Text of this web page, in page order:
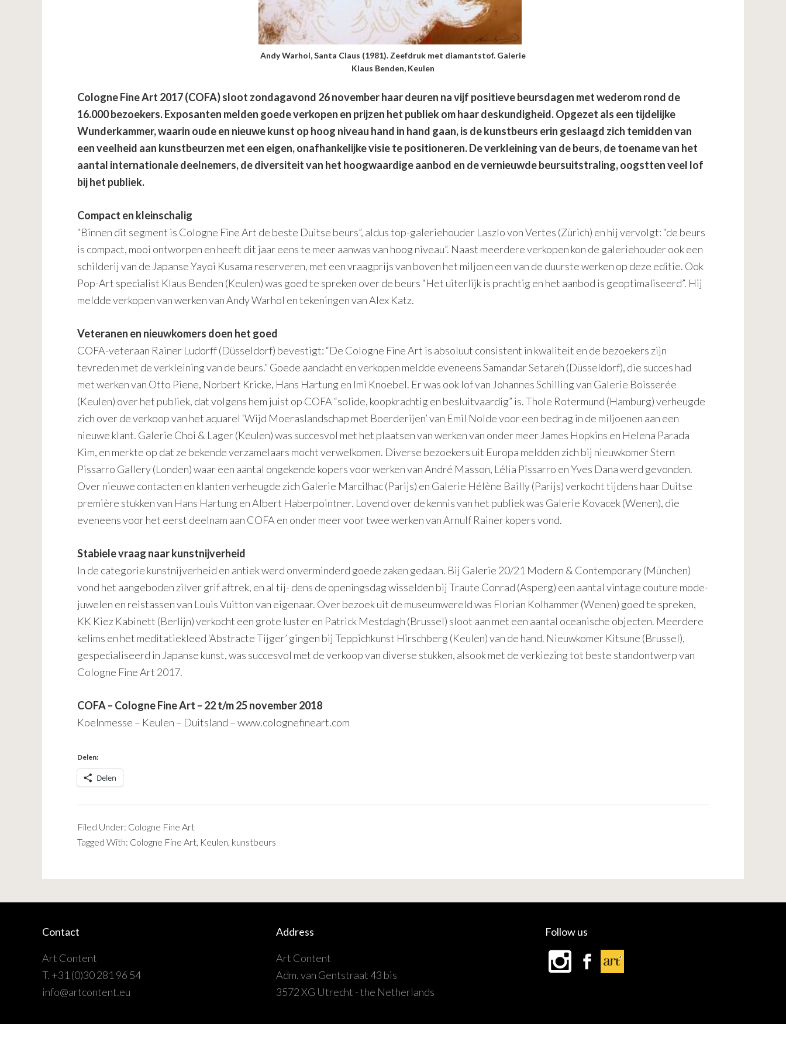
Andy Warhol, Santa Claus (1981). Zeefdruk met diamantstof. Galerie
Klaus Benden, Keulen
Cologne Fine Art 2017 (COFA) sloot zondagavond 26 november haar deuren na vijf positieve beursdagen met wederom rond de
16.000 bezoekers. Exposanten melden goede verkopen en prijzen het publiek om haar deskundigheid. Opgezet als een tijdelijke
Wunderkammer, waarin oude en nieuwe kunst op hoog niveau hand in hand gaan, is de kunstbeurs erin geslaagd zich temidden van
een veelheid aan kunstbeurzen met een eigen, onafhankelijke visie te positioneren. De verkleining van de beurs, de toename van het
aantal internationale deelnemers, de diversiteit van het hoogwaardige aanbod en de vernieuwde beursuitstraling, oogstten veel lof
bij het publiek.
Compact en kleinschalig
“Binnen dit segment is Cologne Fine Art de beste Duitse beurs”, aldus top-galeriehouder Laszlo von Vertes (Zürich) en hij vervolgt: “de beurs
is compact, mooi ontworpen en heeft dit jaar eens te meer aanwas van hoog niveau”. Naast meerdere verkopen kon de galeriehouder ook een
schilderij van de Japanse Yayoi Kusama reserveren, met een vraagprijs van boven het miljoen een van de duurste werken op deze editie. Ook
Pop-Art specialist Klaus Benden (Keulen) was goed te spreken over de beurs “Het uiterlijk is prachtig en het aanbod is geoptimaliseerd”. Hij
meldde verkopen van werken van Andy Warhol en tekeningen van Alex Katz.
Veteranen en nieuwkomers doen het goed
COFA-veteraan Rainer Ludorff (Düsseldorf) bevestigt: “De Cologne Fine Art is absoluut consistent in kwaliteit en de bezoekers zijn
tevreden met de verkleining van de beurs.” Goede aandacht en verkopen meldde eveneens Samandar Setareh (Düsseldorf), die succes had
met werken van Otto Piene, Norbert Kricke, Hans Hartung en Imi Knoebel. Er was ook lof van Johannes Schilling van Galerie Boisserée
(Keulen) over het publiek, dat volgens hem juist op COFA “solide, koopkrachtig en besluitvaardig” is. Thole Rotermund (Hamburg) verheugde
zich over de verkoop van het aquarel ‘Wijd Moeraslandschap met Boerderijen’ van Emil Nolde voor een bedrag in de miljoenen aan een
nieuwe klant. Galerie Choi & Lager (Keulen) was succesvol met het plaatsen van werken van onder meer James Hopkins en Helena Parada
Kim, en merkte op dat ze bekende verzamelaars mocht verwelkomen. Diverse bezoekers uit Europa meldden zich bij nieuwkomer Stern
Pissarro Gallery (Londen) waar een aantal ongekende kopers voor werken van André Masson, Lélia Pissarro en Yves Dana werd gevonden.
Over nieuwe contacten en klanten verheugde zich Galerie Marcilhac (Parijs) en Galerie Hélène Bailly (Parijs) verkocht tijdens haar Duitse
première stukken van Hans Hartung en Albert Haberpointner. Lovend over de kennis van het publiek was Galerie Kovacek (Wenen), die
eveneens voor het eerst deelnam aan COFA en onder meer voor twee werken van Arnulf Rainer kopers vond.
Stabiele vraag naar kunstnijverheid
In de categorie kunstnijverheid en antiek werd onverminderd goede zaken gedaan. Bij Galerie 20/21 Modern & Contemporary (München)
vond het aangeboden zilver grif aftrek, en al tij- dens de openingsdag wisselden bij Traute Conrad (Asperg) een aantal vintage couture mode-
juwelen en reistassen van Louis Vuitton van eigenaar. Over bezoek uit de museumwereld was Florian Kolhammer (Wenen) goed te spreken,
KK Kiez Kabinett (Berlijn) verkocht een grote luster en Patrick Mestdagh (Brussel) sloot aan met een aantal oceanische objecten. Meerdere
kelims en het meditatiekleed ‘Abstracte Tijger’ gingen bij Teppichkunst Hirschberg (Keulen) van de hand. Nieuwkomer Kitsune (Brussel),
gespecialiseerd in Japanse kunst, was succesvol met de verkoop van diverse stukken, alsook met de verkiezing tot beste standontwerp van
Cologne Fine Art 2017.
COFA – Cologne Fine Art – 22 t/m 25 november 2018
Koelnmesse – Keulen – Duitsland –www.colognefineart.com
Delen:
Delen
Filed Under: Cologne Fine Art
Tagged With: Cologne Fine Art, Keulen, kunstbeurs
Contact
Art Content
T. +31 (0)30 281 96 54
info@artcontent.eu
Address
Art Content
Adm. van Gentstraat 43 bis
3572 XG Utrecht - the Netherlands
Follow us